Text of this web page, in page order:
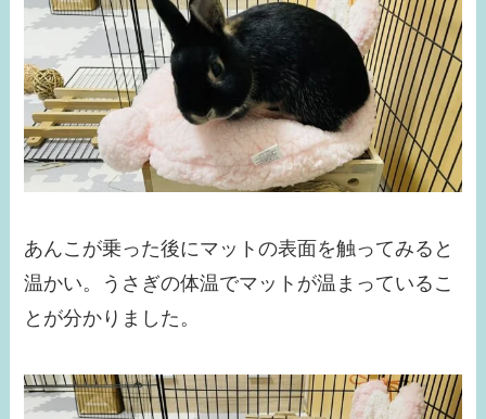
あんこが乗った後にマットの表面を触ってみると
温かい。うさぎの体温でマットが温まっているこ
とが分かりました。